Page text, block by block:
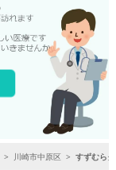
> 川崎市中原区 > すずむら